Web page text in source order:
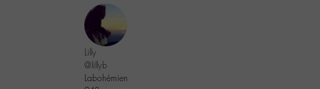
Lilly
@lillyb
Labohémien